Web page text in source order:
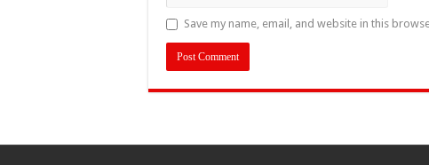
Save my name, email, and website in this